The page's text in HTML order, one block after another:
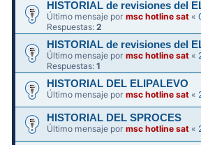
HISTORIAL de revisiones del
Último mensaje pormsc hotline sat «
Respuestas:2
HISTORIAL de revisiones del
Último mensaje pormsc hotline sat «
Respuestas:1
HISTORIAL DEL ELIPALEVO
Último mensaje pormsc hotline sat «
HISTORIAL DEL SPROCES
Último mensaje pormsc hotline sat «